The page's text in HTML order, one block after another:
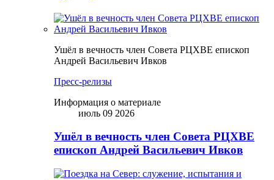
Ушёл в вечность член Совета РЦХВЕ епископ
Андрей Васильевич Ивков
Пресс-релизы
Информация о материале
июль 09 2026
Ушёл в вечность член Совета РЦХВЕ
епископ Андрей Васильевич Ивков